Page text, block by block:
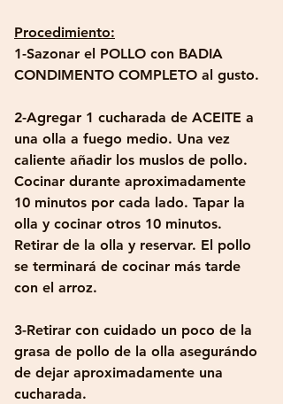
Procedimiento:
1-Sazonar el POLLO con BADIA
CONDIMENTO COMPLETO al gusto.
2-Agregar 1 cucharada de ACEITE a
una olla a fuego medio. Una vez
caliente añadir los muslos de pollo.
Cocinar durante aproximadamente
10 minutos por cada lado. Tapar la
olla y cocinar otros 10 minutos.
Retirar de la olla y reservar. El pollo
se terminará de cocinar más tarde
con el arroz.
3-Retirar con cuidado un poco de la
grasa de pollo de la olla asegurándo
de dejar aproximadamente una
cucharada.